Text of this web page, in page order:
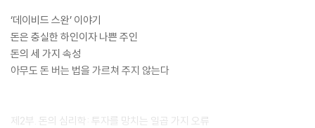
이 이동하는 거대한 흐름을 조망할 수 있도록 물리학의 관점에서 주식시장
을 분석한다. 이는 눈앞의 크고 작은 파도를 이겨내고 시장의 본질적인 추
세를 파악하게 함으로써, 탐욕과 공포라는 안개를 걷어내고 보다 명확한
투자 결정을 내리는 힘이 되어 줄 것이다.
을 분명히 한다. 대신 2026년 불확실한 시장을 마주하게 될 독자들에게
‘데이비드 스완’ 이야기
돈은 충실한 하인이자 나쁜 주인
돈의 세 가지 속성
아무도 돈 버는 법을 가르쳐 주지 않는다
제2부. 돈의 심리학: 투자를 망치는 일곱 가지 오류